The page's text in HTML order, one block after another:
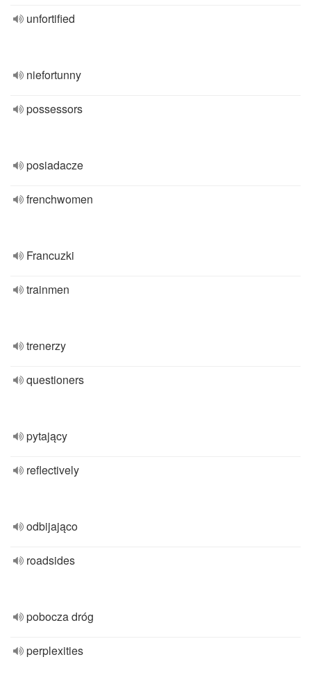
unfortified
niefortunny
possessors
posiadacze
frenchwomen
Francuzki
trainmen
trenerzy
questioners
pytający
reflectively
odbijająco
roadsides
pobocza dróg
perplexities